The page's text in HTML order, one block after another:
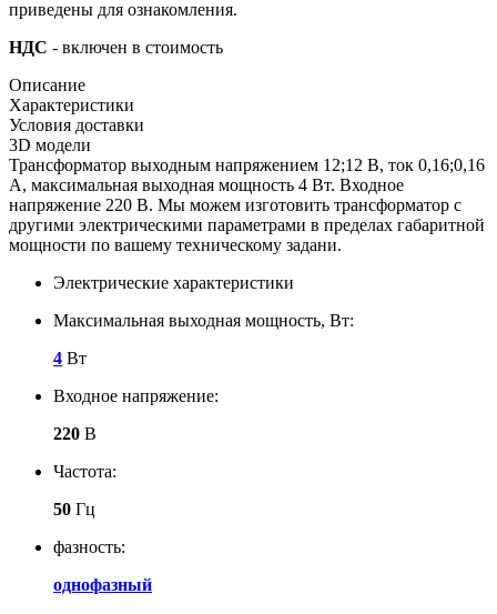
приведены для ознакомления.
НДС - включен в стоимость
Описание
Характеристики
Условия доставки
3D модели
Трансформатор выходным напряжением 12;12 В, ток 0,16;0,16
А, максимальная выходная мощность 4 Вт. Входное
напряжение 220 В. Мы можем изготовить трансформатор с
другими электрическими параметрами в пределах габаритной
мощности по вашему техническому задани.
Электрические характеристики
Максимальная выходная мощность, Вт:
4 Вт
Входное напряжение:
220 В
Частота:
50 Гц
фазность:
однофазный